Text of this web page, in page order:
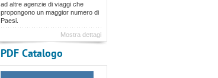
ad altre agenzie di viaggi che
propongono un maggior numero di
Paesi.
Mostra dettagi
PDF Catalogo